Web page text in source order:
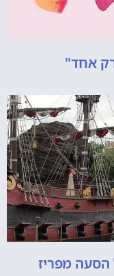
אחד"
הסעה מפריז